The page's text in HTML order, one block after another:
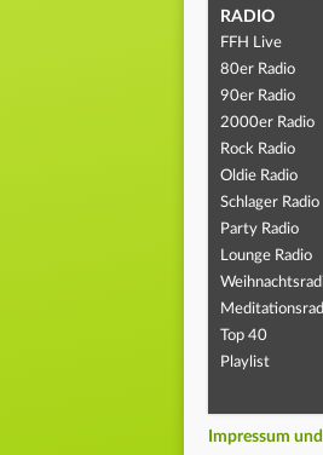
RADIO
FFH Live
80er Radio
90er Radio
2000er Radio
Rock Radio
Oldie Radio
Schlager Radio
Party Radio
Lounge Radio
Top 40
Playlist
Impressum